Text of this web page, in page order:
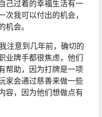
己过着的幸福生活有一
我可以付出的机会，
会。
注意到几年前，确切的
业牌手都很焦虑，他们
帮助，因为打牌是一项
家会通过慈善来做一些
容，因为他们想做点有